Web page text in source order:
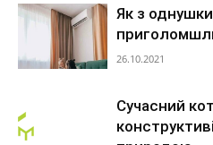
Як з
26.10.2021
Сучасний